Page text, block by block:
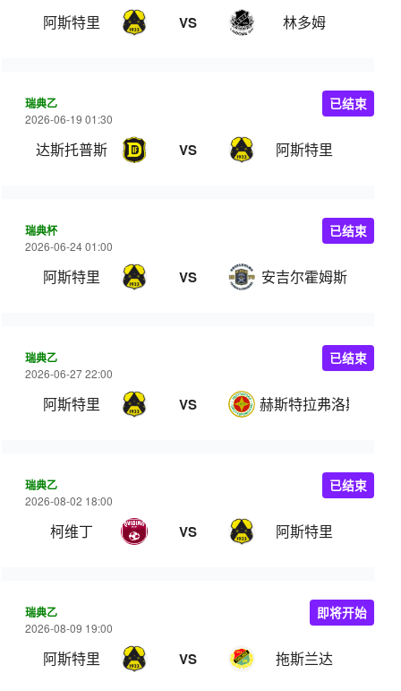
阿斯特里 VS 林多姆
瑞典乙
2026-06-19 01:30
达斯托普斯 VS 阿斯特里
已结束
瑞典杯
2026-06-24 01:00
阿斯特里 VS 安吉尔霍姆斯
已结束
瑞典乙
2026-06-27 22:00
阿斯特里 VS 赫斯特拉弗洛斯IF
已结束
瑞典乙
2026-08-02 18:00
柯维丁 VS 阿斯特里
已结束
瑞典乙
2026-08-09 19:00
阿斯特里 VS 拖斯兰达
即将开始